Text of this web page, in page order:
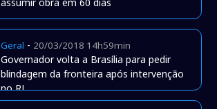
assumir obra em 60 dias
Geral - 20/03/2018 14h59min
Governador volta a Brasília para pedir
blindagem da fronteira após intervenção
no RJ